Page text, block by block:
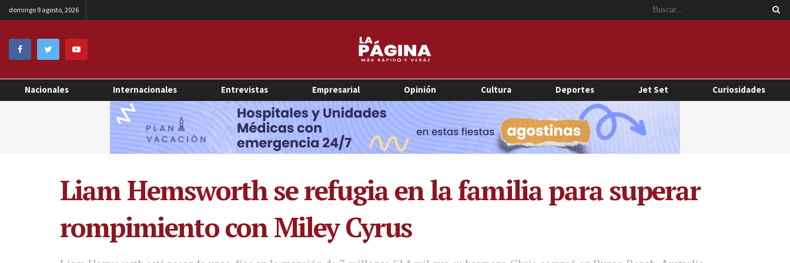
domingo 9 agosto, 2026
Nacionales Internacionales Entrevistas Empresarial Opinión Cultura Deportes Jet Set Curiosidades
Liam Hemsworth se refugia en la familia para superar
rompimiento con Miley Cyrus